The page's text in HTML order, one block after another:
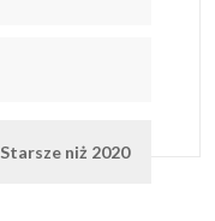
Starsze niż 2020